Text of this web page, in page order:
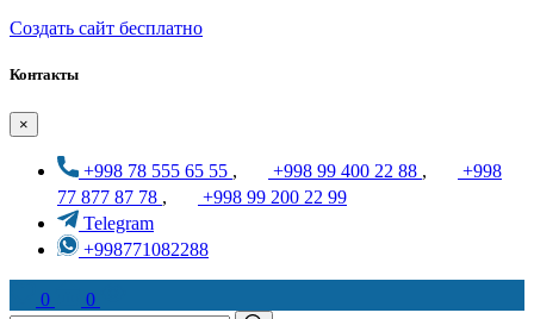
Создать cайт бесплатно
Контакты
×
+998 78 555 65 55 , +998 99 400 22 88 ,
+998
77 877 87 78 ,
+998 99 200 22 99
Telegram
+998771082288
0 0